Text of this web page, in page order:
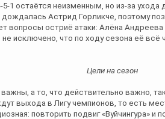
5-1 остаётся неизменным, но из-за
Астрид Горликче, поэтому
вопросы остриё атаки: Алёна
не исключено, что по ходу сезона её
Цели на сезон
а то, что действительно важно,
выхода в Лигу чемпионов, то есть
повторить подвиг «Вуйчингура» и